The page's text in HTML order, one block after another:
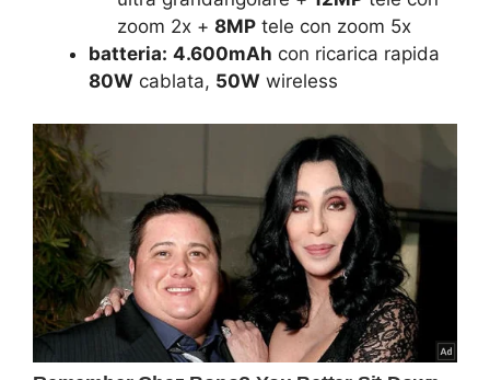
zoom 2x + 8MPtele con zoom 5x
batteria: 4.600mAh con ricarica rapida
80W cablata, 50W wireless